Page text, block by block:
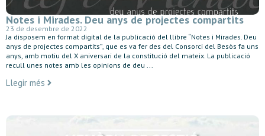
Notes i Mirades. Deu anys de projectes compartits
23 de desembre de 2022
Ja disposem en format digital de la publicació del llibre “Notes i Mirades. Deu
anys de projectes compartits”, que es va fer des del Consorci del Besòs fa uns
anys, amb motiu del X aniversari de la constitució del mateix. La publicació
recull unes notes amb les opinions de deu ...
Llegir més